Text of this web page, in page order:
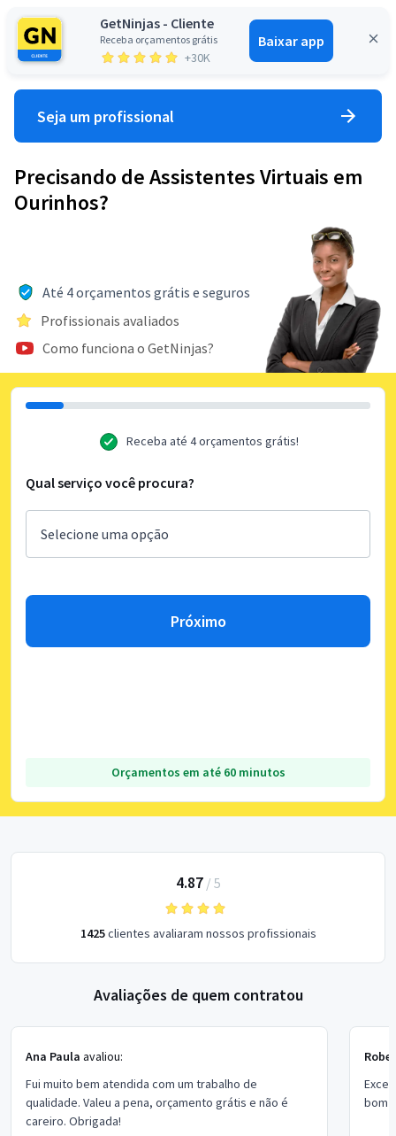
GetNinjas - Cliente
Receba orçamentos grátis
+30K
Baixar app
Entrar
Seja um profissional
Precisando de Assistentes Virtuais em
Ourinhos?
Até 4 orçamentos grátis e seguros
Profissionais avaliados
Como funciona o GetNinjas?
Receba até 4 orçamentos grátis!
Qual serviço você procura?
Próximo
Orçamentos em até 60 minutos
4.87/ 5
1425clientes avaliaram nossos profissionais
Avaliações de quem contratou
Ana Paula avaliou:
Fui muito bem atendida com um trabalho de
qualidade. Valeu a pena, orçamento grátis e não é
careiro. Obrigada!
bom